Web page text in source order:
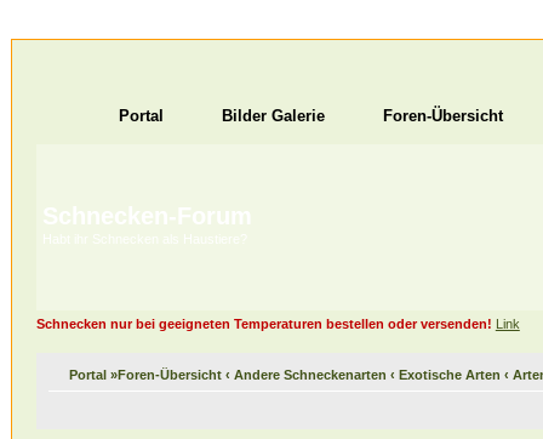
Portal Bilder Galerie Foren-Übersicht
Schnecken-Forum
Habt ihr Schnecken als Haustiere?
Schnecken nur bei geeigneten Temperaturen bestellen oder versenden! Link
Portal»Foren-Übersicht ‹ Andere Schneckenarten ‹ Exotische Arten ‹